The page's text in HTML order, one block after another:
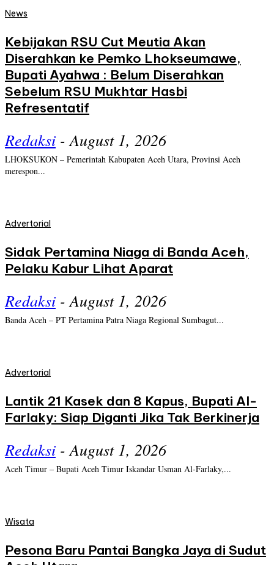
News
Kebijakan RSU Cut Meutia Akan
Diserahkan ke Pemko Lhokseumawe,
Bupati Ayahwa : Belum Diserahkan
Sebelum RSU Mukhtar Hasbi
Refresentatif
Redaksi - August 1, 2026
LHOKSUKON – Pemerintah Kabupaten Aceh Utara, Provinsi Aceh
merespon...
Advertorial
Sidak Pertamina Niaga di Banda Aceh,
Pelaku Kabur Lihat Aparat
Redaksi - August 1, 2026
Banda Aceh – PT Pertamina Patra Niaga Regional Sumbagut...
Advertorial
Lantik 21 Kasek dan 8 Kapus, Bupati Al-
Farlaky: Siap Diganti Jika Tak Berkinerja
Redaksi - August 1, 2026
Aceh Timur – Bupati Aceh Timur Iskandar Usman Al-Farlaky,...
Wisata
Pesona Baru Pantai Bangka Jaya di Sudut